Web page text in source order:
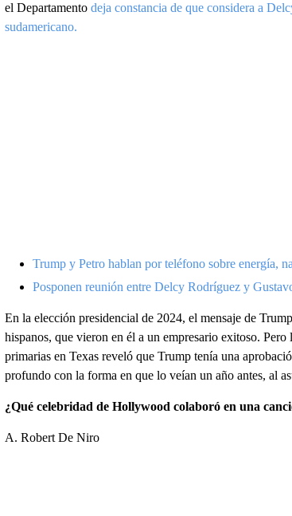
el Departamento deja constancia de que considera a
sudamericano.
Trump y Petro hablan por teléfono sobre energía,
Posponen reunión entre Delcy Rodríguez y
En la elección presidencial de 2024, el mensaje de
hispanos, que vieron en él a un empresario exitoso.
primarias en Texas reveló que Trump tenía una
profundo con la forma en que lo veían un año antes, al
¿Qué celebridad de Hollywood colaboró en una
A. Robert De Niro